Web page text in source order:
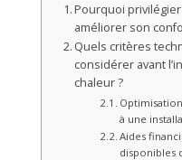
Pourquoi
améliorer son
Quels critères
considérer avant
chaleur ?
à une
Aides
disponibles